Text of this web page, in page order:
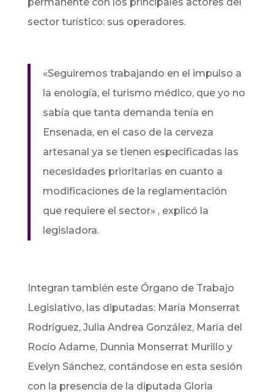
sector turístico: sus operadores.
«Seguiremos trabajando en el impulso a
la enología, el turismo médico, que yo no
sabía que tanta demanda tenía en
Ensenada, en el caso de la cerveza
artesanal ya se tienen especificadas las
necesidades prioritarias en cuanto a
modificaciones de la reglamentación
que requiere el sector» , explicó la
legisladora.
Integran también este Órgano de Trabajo
Legislativo, las diputadas: María Monserrat
Rodríguez, Julia Andrea González, María del
Rocío Adame, Dunnia Monserrat Murillo y
Evelyn Sánchez, contándose en esta sesión
con la presencia de la diputada Gloria